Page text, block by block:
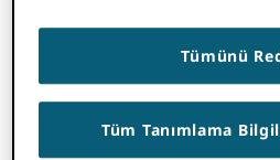
faydaları
benimseme
Tümünü
Tüm Tanımlama